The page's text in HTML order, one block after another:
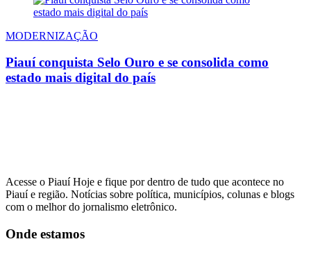
MODERNIZAÇÃO
Piauí conquista Selo Ouro e se consolida como
estado mais digital do país
Acesse o Piauí Hoje e fique por dentro de tudo que acontece no
Piauí e região. Notícias sobre política, municípios, colunas e blogs
com o melhor do jornalismo eletrônico.
Onde estamos